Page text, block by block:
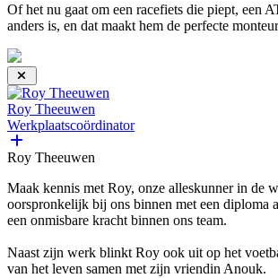
Of het nu gaat om een racefiets die piept, een
anders is, en dat maakt hem de perfecte
Roy Theeuwen
Werkplaatscoördinator
Roy Theeuwen
Maak kennis met Roy, onze alleskunner in de
oorspronkelijk bij ons binnen met een diploma
een onmisbare kracht binnen ons team.
Naast zijn werk blinkt Roy ook uit op het
van het leven samen met zijn vriendin Anouk.